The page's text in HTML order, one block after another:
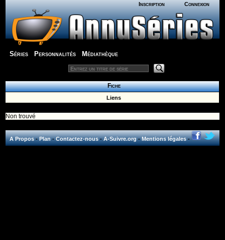
Inscription Connexion
Séries Personnalités Médiathèque
Fiche
Liens
Non trouvé
A Propos-Plan-Contactez-nous-A-Suivre.org-Mentions légales-